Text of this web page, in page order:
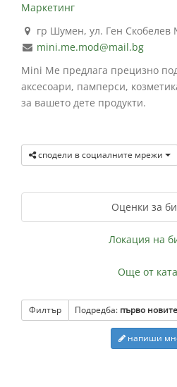
Маркетинг
гр Шумен, ул. Ген Скобелев
mini.me.mod@mail.bg
Mini Me предлага прецизно
аксесоари, памперси,
за вашето дете продукти.
сподели в социалните мрежи
Оценки за
Локация на
Още от
Филтър Подредба: първо новите
напиши